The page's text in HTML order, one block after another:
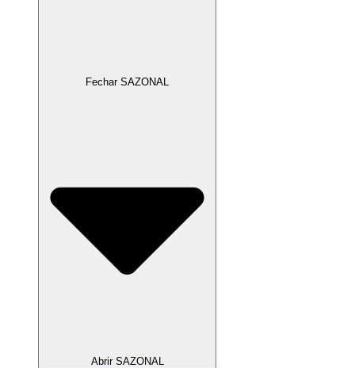
Fechar SAZONAL
Abrir SAZONAL